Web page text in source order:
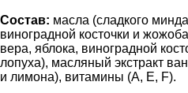
Состав: масла (сладкого
виноградной косточки и
вера, яблока, виноградной
лопуха), масляный экстракт
и лимона), витамины (A, E, F).